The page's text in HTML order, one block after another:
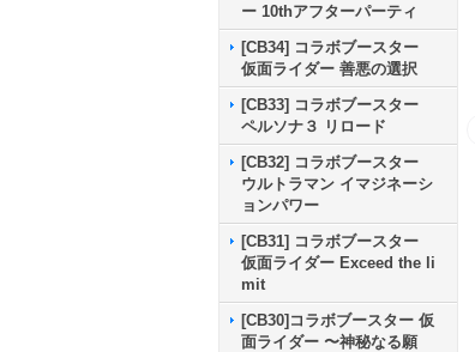
ー 10thアフターパーティ
[CB34] コラボブースター
仮面ライダー 善悪の選択
[CB33] コラボブースター
ペルソナ３ リロード
[CB32] コラボブースター
ウルトラマン イマジネーシ
ョンパワー
[CB31] コラボブースター
仮面ライダー Exceed the li
mit
[CB30]コラボブースター 仮
面ライダー 〜神秘なる願